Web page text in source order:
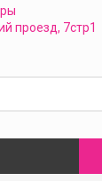
проезд, 7стр1